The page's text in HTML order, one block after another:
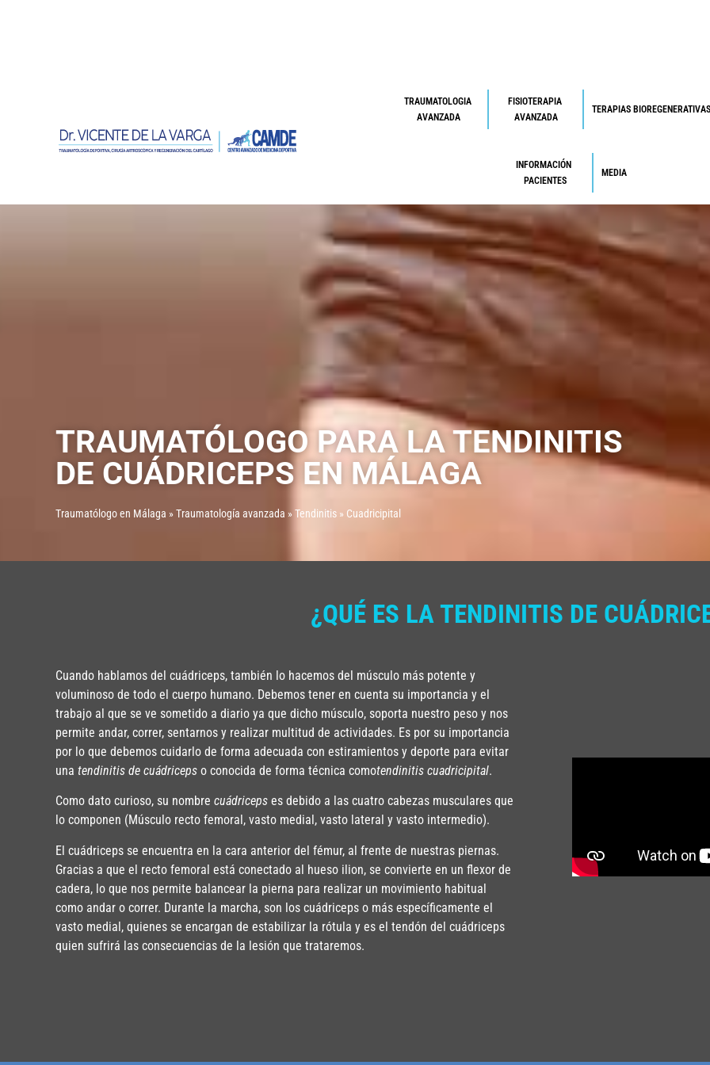
TRAUMATOLOGIA
AVANZADA
FISIOTERAPIA
AVANZADA
TERAPIAS
INFORMACIÓN
PACIENTES
MEDIA
TRAUMATÓLOGO PARA LA TENDINITIS
DE CUÁDRICEPS EN MÁLAGA
Traumatólogo en Málaga »Traumatología avanzada » Tendinitis » Cuadricipital
¿QUÉ ES LA TENDINITIS DE
Cuando hablamos del cuádriceps, también lo hacemos del músculo más potente y
voluminoso de todo el cuerpo humano. Debemos tener en cuenta su importancia y el
trabajo al que se ve sometido a diario ya que dicho músculo, soporta nuestro peso y nos
permite andar, correr, sentarnos y realizar multitud de actividades. Es por su importancia
por lo que debemos cuidarlo de forma adecuada con estiramientos y deporte para evitar
una tendinitis de cuádriceps o conocida de forma técnica comotendinitis cuadricipital.
Como dato curioso, su nombre cuádriceps es debido a las cuatro cabezas musculares que
lo componen (Músculo recto femoral, vasto medial, vasto lateral y vasto intermedio).
El cuádriceps se encuentra en la cara anterior del fémur, al frente de nuestras piernas.
Gracias a que el recto femoral está conectado al hueso ilion, se convierte en un flexor de
cadera, lo que nos permite balancear la pierna para realizar un movimiento habitual
como andar o correr. Durante la marcha, son los cuádriceps o más específicamente el
vasto medial, quienes se encargan de estabilizar la rótula y es el tendón del cuádriceps
quien sufrirá las consecuencias de la lesión que trataremos.